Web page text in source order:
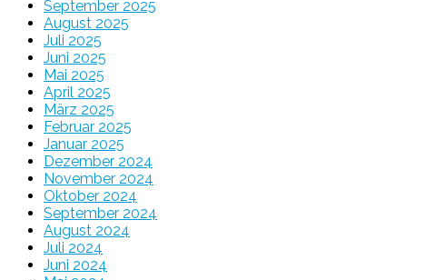
September 2025
August 2025
Juli 2025
Juni 2025
Mai 2025
April 2025
März 2025
Februar 2025
Januar 2025
Dezember 2024
November 2024
Oktober 2024
September 2024
August 2024
Juli 2024
Juni 2024